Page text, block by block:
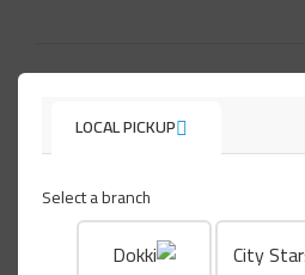
LOCAL PICKUP
Select a branch